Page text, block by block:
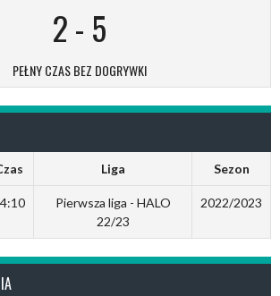
2- 5
PEŁNY CZAS BEZ DOGRYWKI
Liga Sezon
Pierwsza liga - HALO
22/23
2022/2023